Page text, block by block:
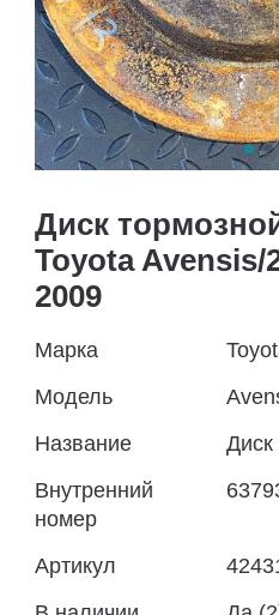
Диск
Toyota Avensis/
2009
Марка
Модель
Название
Диск
Внутренний
номер
Артикул